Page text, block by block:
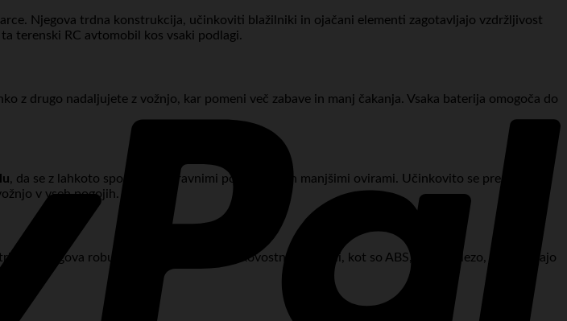
Njegova trdna konstrukcija, učinkoviti blažilniki in ojačani elementi zagotavljajo vzdržljivost
terenski RC avtomobil kos vsaki podlagi.
z drugo nadaljujete z vožnjo, kar pomeni več zabave in manj čakanja. Vsaka baterija omogoča do
, da se z lahkoto spopada z neravnimi površinami in manjšimi ovirami. Učinkovito se premika po
v vseh pogojih.
Njegova robustna konstrukcija in kakovostni materiali, kot so ABS, PP in železo, zagotavljajo